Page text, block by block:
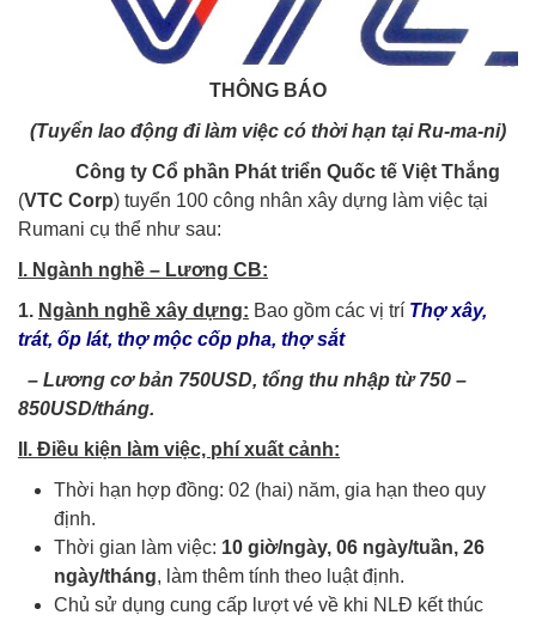
THÔNG BÁO
(Tuyển lao động đi làm việc có thời hạn tạiRu-ma-ni)
Công ty Cổ phần Phát triển Quốc tế Việt Thắng
(VTC Corp) tuyển 100 công nhân xây dựng làm việc tại
Rumani cụ thể như sau:
I. Ngành nghề – Lương CB:
1. Ngành nghề xây dựng: Bao gồm các vị trí Thợ xây,
trát, ốp lát, thợ mộc cốp pha, thợ sắt
– Lương cơ bản 750USD, tổng thu nhập từ 750 –
850USD/tháng.
II. Điều kiện làm việc, phí xuất cảnh:
Thời hạn hợp đồng: 02 (hai) năm, gia hạn theo quy
định.
Thời gian làm việc: 10 giờ/ngày, 06 ngày/tuần, 26
ngày/tháng, làm thêm tính theo luật định.
Chủ sử dụng cung cấp lượt vé về khi NLĐ kết thúc